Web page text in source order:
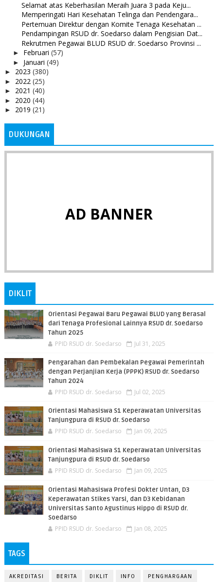
Selamat atas Keberhasilan Meraih Juara 3 pada Keju...
Memperingati Hari Kesehatan Telinga dan Pendengara...
Pertemuan Direktur dengan Komite Tenaga Kesehatan ...
Pendampingan RSUD dr. Soedarso dalam Pengisian Dat...
Rekrutmen Pegawai BLUD RSUD dr. Soedarso Provinsi ...
► Februari (57)
► Januari (49)
► 2023 (380)
► 2022 (25)
► 2021 (40)
► 2020 (44)
► 2019 (21)
DUKUNGAN
AD BANNER
DIKLIT
Orientasi Pegawai Baru Pegawai BLUD yang Berasal
dari Tenaga Profesional Lainnya RSUD dr. Soedarso
Tahun 2025
PPID RSUD dr. Soedarso Jul 31, 2025
Pengarahan dan Pembekalan Pegawai Pemerintah
dengan Perjanjian Kerja (PPPK) RSUD dr. Soedarso
Tahun 2024
PPID RSUD dr. Soedarso Jul 02, 2025
Orientasi Mahasiswa S1 Keperawatan Universitas
Tanjungpura di RSUD dr. Soedarso
PPID RSUD dr. Soedarso Jan 09, 2025
Orientasi Mahasiswa S1 Keperawatan Universitas
Tanjungpura di RSUD dr. Soedarso
PPID RSUD dr. Soedarso Jan 09, 2025
Orientasi Mahasiswa Profesi Dokter Untan, D3
Keperawatan Stikes Yarsi, dan D3 Kebidanan
Universitas Santo Agustinus Hippo di RSUD dr.
Soedarso
PPID RSUD dr. Soedarso Jan 08, 2025
TAGS
AKREDITASI BERITA DIKLIT INFO PENGHARGAAN